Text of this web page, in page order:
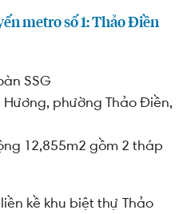
metro số 1: Thảo Điền
SSG
phường Thảo Điền,
12,855m2 gồm 2 tháp
kề khu biệt thự Thảo